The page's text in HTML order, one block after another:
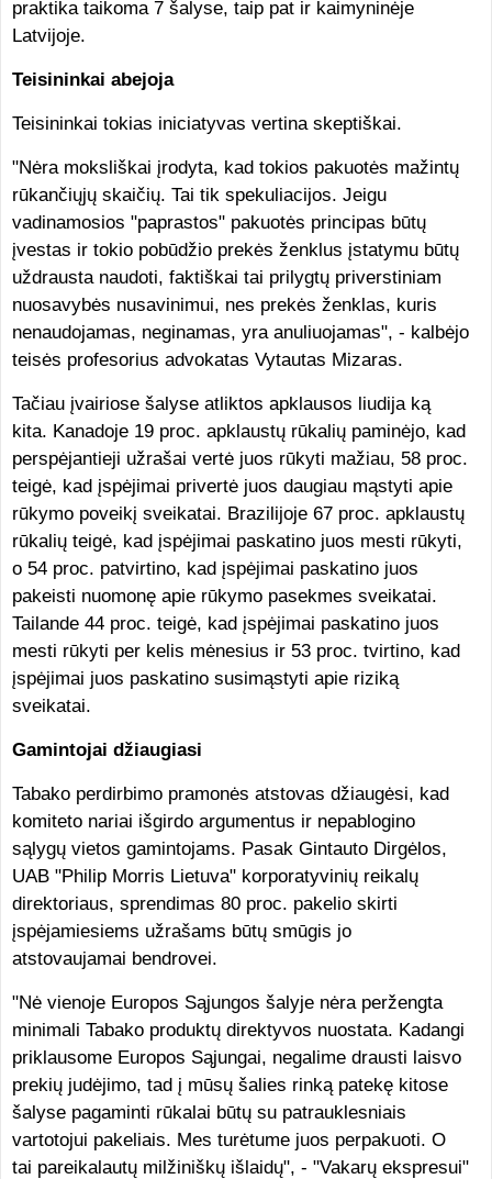
praktika taikoma 7 šalyse, taip pat ir kaimyninėje
Latvijoje.
Teisininkai abejoja
Teisininkai tokias iniciatyvas vertina skeptiškai.
"Nėra moksliškai įrodyta, kad tokios pakuotės mažintų
rūkančiųjų skaičių. Tai tik spekuliacijos. Jeigu
vadinamosios "paprastos" pakuotės principas būtų
įvestas ir tokio pobūdžio prekės ženklus įstatymu būtų
uždrausta naudoti, faktiškai tai prilygtų priverstiniam
nuosavybės nusavinimui, nes prekės ženklas, kuris
nenaudojamas, neginamas, yra anuliuojamas", - kalbėjo
teisės profesorius advokatas Vytautas Mizaras.
Tačiau įvairiose šalyse atliktos apklausos liudija ką
kita. Kanadoje 19 proc. apklaustų rūkalių paminėjo, kad
perspėjantieji užrašai vertė juos rūkyti mažiau, 58 proc.
teigė, kad įspėjimai privertė juos daugiau mąstyti apie
rūkymo poveikį sveikatai. Brazilijoje 67 proc. apklaustų
rūkalių teigė, kad įspėjimai paskatino juos mesti rūkyti,
o 54 proc. patvirtino, kad įspėjimai paskatino juos
pakeisti nuomonę apie rūkymo pasekmes sveikatai.
Tailande 44 proc. teigė, kad įspėjimai paskatino juos
mesti rūkyti per kelis mėnesius ir 53 proc. tvirtino, kad
įspėjimai juos paskatino susimąstyti apie riziką
sveikatai.
Gamintojai džiaugiasi
Tabako perdirbimo pramonės atstovas džiaugėsi, kad
komiteto nariai išgirdo argumentus ir nepablogino
sąlygų vietos gamintojams. Pasak Gintauto Dirgėlos,
UAB "Philip Morris Lietuva" korporatyvinių reikalų
direktoriaus, sprendimas 80 proc. pakelio skirti
įspėjamiesiems užrašams būtų smūgis jo
atstovaujamai bendrovei.
"Nė vienoje Europos Sąjungos šalyje nėra peržengta
minimali Tabako produktų direktyvos nuostata. Kadangi
priklausome Europos Sąjungai, negalime drausti laisvo
prekių judėjimo, tad į mūsų šalies rinką patekę kitose
šalyse pagaminti rūkalai būtų su patrauklesniais
vartotojui pakeliais. Mes turėtume juos perpakuoti. O
tai pareikalautų milžiniškų išlaidų", - "Vakarų ekspresui"